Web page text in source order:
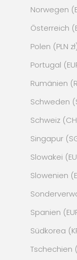
Norwegen
Österreich
Polen (PLN
Portugal
Rumänien
Schweden
Schweiz
Singapur
Slowakei
Slowenien
Spanien
Südkorea
Tschechien